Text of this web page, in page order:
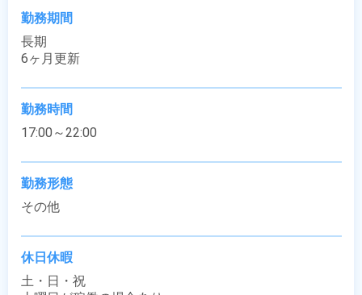
勤務期間
長期
6ヶ月更新
勤務時間
17:00～22:00
勤務形態
その他
休日休暇
土・日・祝